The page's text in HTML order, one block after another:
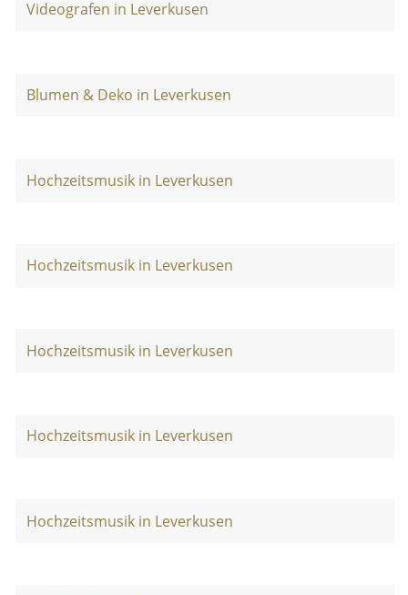
Videografen in Leverkusen
Blumen & Deko in Leverkusen
Hochzeitsmusik in Leverkusen
Hochzeitsmusik in Leverkusen
Hochzeitsmusik in Leverkusen
Hochzeitsmusik in Leverkusen
Hochzeitsmusik in Leverkusen